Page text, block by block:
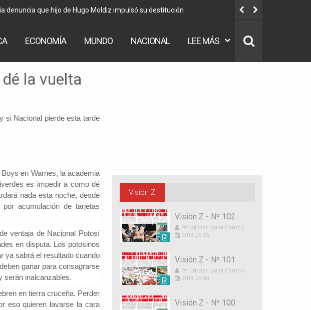
denuncia que hijo de Hugo Moldiz impulsó su destitución
ECONOMÍA MUNDO NACIONAL LEE MÁS
la vuelta
si Nacional pierde esta tarde
en Warnes, la academia
es impedir a como dé
nada esta noche, desde
acumulación de tarjetas
ventaja de Nacional Potosí
en disputa. Los potosinos
ya sabrá el resultado cuando
ganar para consagrarse
serán inalcanzables.
en tierra cruceña. Perder
eso quieren lavarse la cara
Visión Z
Visión Z - Nº 102
Periodistas por el Cambio
2018-05-15
Visión Z - Nº 101
Periodistas por el Cambio
2018-05-03
Visión Z - Nº 100